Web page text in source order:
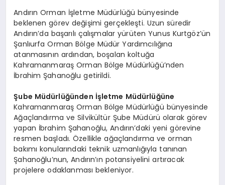
Andırın Orman İşletme Müdürlüğü bünyesinde
beklenen görev değişimi gerçekleşti. Uzun süredir
Andırın’da başarılı çalışmalar yürüten Yunus Kurtgöz’ün
Şanlıurfa Orman Bölge Müdür Yardımcılığına
atanmasının ardından, boşalan koltuğa
Kahramanmaraş Orman Bölge Müdürlüğü’nden
İbrahim Şahanoğlu getirildi.
Şube Müdürlüğünden İşletme Müdürlüğüne
Kahramanmaraş Orman Bölge Müdürlüğü bünyesinde
Ağaçlandırma ve Silvikültür Şube Müdürü olarak görev
yapan İbrahim Şahanoğlu, Andırın’daki yeni görevine
resmen başladı. Özellikle ağaçlandırma ve orman
bakımı konularındaki teknik uzmanlığıyla tanınan
Şahanoğlu’nun, Andırın’ın potansiyelini artıracak
projelere odaklanması bekleniyor.